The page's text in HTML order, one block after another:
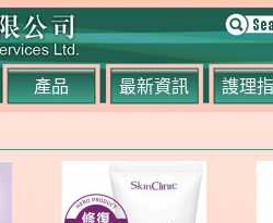
產品 最新資訊 謢理